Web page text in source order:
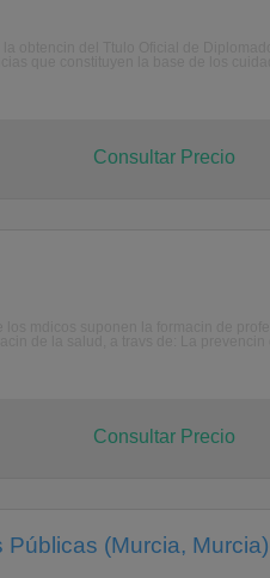
Consultar Precio
Consultar Precio
(Murcia, Murcia)